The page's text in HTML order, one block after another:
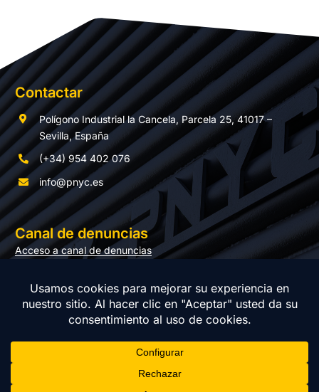
Contactar
Polígono Industrial la Cancela, Parcela 25, 41017 –
Sevilla, España
(+34) 954 402 076
info@pnyc.es
Canal de denuncias
Acceso a canal de denuncias
© Copyright 2026 PNYC | Todos los derechos reservados |
Aviso legal
del sistema de gestión| Diseño web: